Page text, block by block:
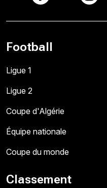
Football
Ligue 1
Ligue 2
Coupe d'Algérie
Équipe nationale
Coupe du monde
Classement